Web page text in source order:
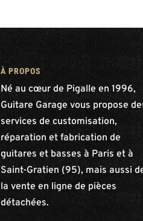
À PROPOS
Né au cœur de Pigalle en 1996,
Guitare Garage vous propose
services de customisation,
réparation et fabrication de
guitares et basses à Paris et à
Saint-Gratien (95), mais aussi
la vente en ligne de pièces
détachées.